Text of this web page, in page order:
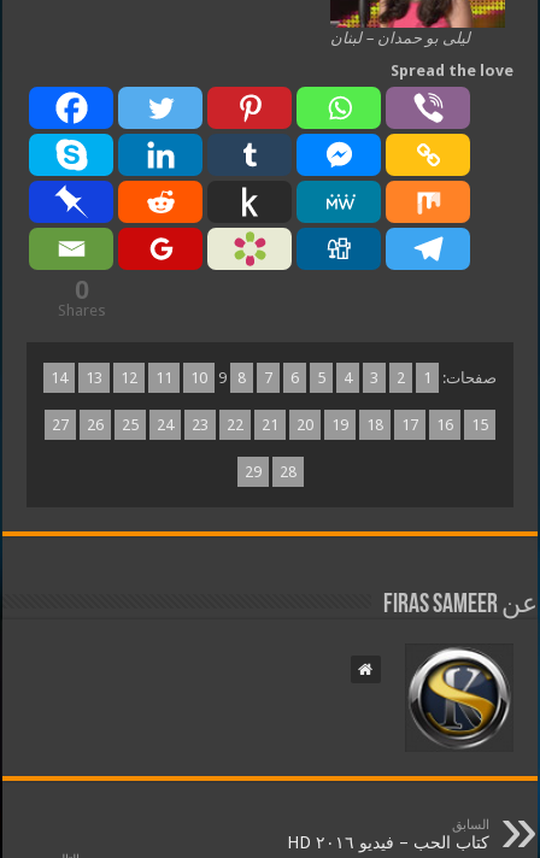
ليلى بو حمدان – لبنان
Spread the love
0
Shares
صفحات: 1
2
3
4
5
6
7
8
9
10
11
12
13
14
15
16
17
18
19
20
21
22
23
24
25
26
27
28
29
عن Firas Sameer
السابق
كتاب الحب – فيديو ٢٠١٦ HD